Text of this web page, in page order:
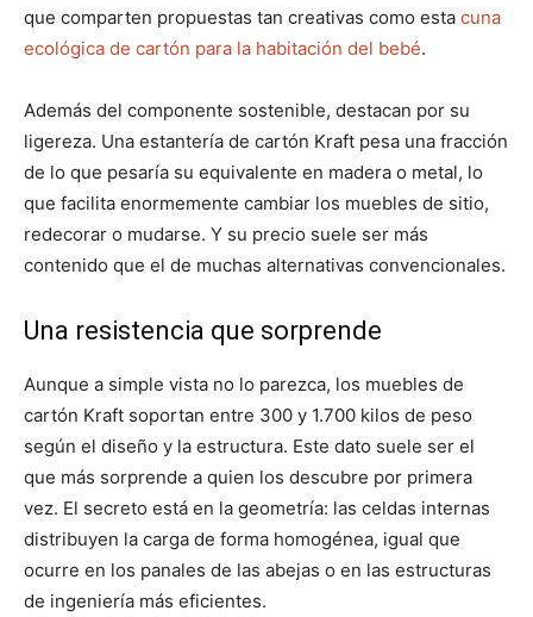
que comparten propuestas tan creativas como esta cuna
ecológica de cartón para la habitación del bebé.
Además del componente sostenible, destacan por su
ligereza. Una estantería de cartón Kraft pesa una fracción
de lo que pesaría su equivalente en madera o metal, lo
que facilita enormemente cambiar los muebles de sitio,
redecorar o mudarse. Y su precio suele ser más
contenido que el de muchas alternativas convencionales.
Una resistencia que sorprende
Aunque a simple vista no lo parezca, los muebles de
cartón Kraft soportan entre 300 y 1.700 kilos de peso
según el diseño y la estructura. Este dato suele ser el
que más sorprende a quien los descubre por primera
vez. El secreto está en la geometría: las celdas internas
distribuyen la carga de forma homogénea, igual que
ocurre en los panales de las abejas o en las estructuras
de ingeniería más eficientes.